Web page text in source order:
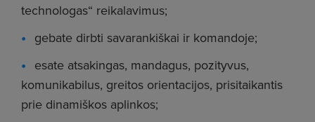
technologas“ reikalavimus;
gebate dirbti savarankiškai ir komandoje;
esate atsakingas, mandagus, pozityvus,
komunikabilus, greitos orientacijos, prisitaikantis
prie dinamiškos aplinkos;